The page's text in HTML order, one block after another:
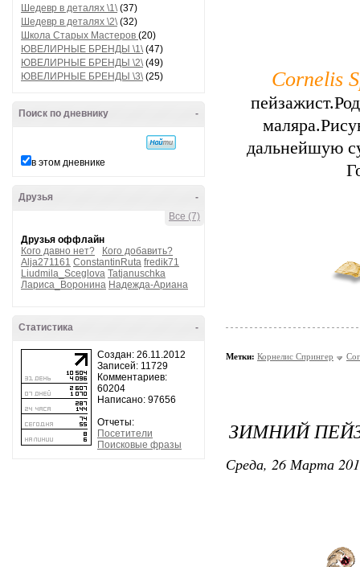
Шедевр в деталях \1\(37)
Шедевр в деталях \2\(32)
Школа Старых Мастеров (20)
ЮВЕЛИРНЫЕ БРЕНДЫ \1\(47)
ЮВЕЛИРНЫЕ БРЕНДЫ \2\(49)
ЮВЕЛИРНЫЕ БРЕНДЫ \3\(25)
-
Поиск по дневнику
в этом дневнике
-
Друзья
Все (7)
Друзья оффлайн
Кого давно нет?
Кого добавить?
Alja271161 ConstantinRuta fredik71
Liudmila_Sceglova Tatjanuschka
Лариса_Воронина Надежда-Ариана
-
Статистика
Создан: 26.11.2012
Записей: 11729
Комментариев:
60204
Написано: 97656
Отчеты:
Посетители
Поисковые фразы
Cornelis
дальнейшую
Метки: Корнелис Спрингер
ЗИМНИЙ
Среда, 26 Марта